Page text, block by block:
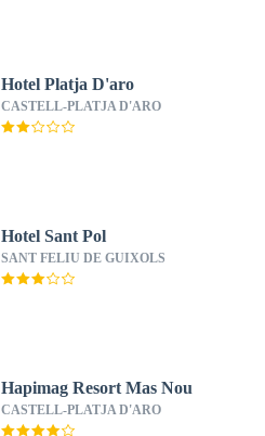
Hotel Platja D'aro
CASTELL-PLATJA D'ARO
Hotel Sant Pol
SANT FELIU DE GUIXOLS
Hapimag Resort Mas Nou
CASTELL-PLATJA D'ARO